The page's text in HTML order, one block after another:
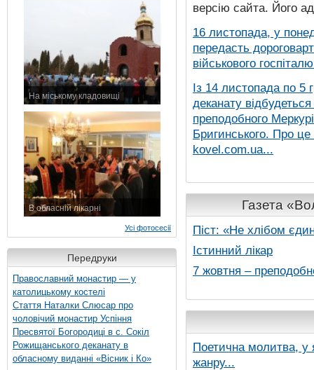
На міському кладовищі
В обласній лікарні
Усі фотосесії
Передруки
Православний монастир — у
католицькому костелі
Стаття Наталки Слюсар про
чоловічий монастир Успіння
Пресвятої Богородиці в с. Сокіл
Рожищанського деканату в
обласному виданні «Вісник і Ко»
версію сайта. Його
16 листопада, у
передасть
військового
Із 14 листопада по 5
деканату
преподобного
Бригинського. Про
kovel.com.ua...
Газета
Піст: «Не хлібом
Істинний лікар
7 жовтня –
Поетична молитва, у
жанру...